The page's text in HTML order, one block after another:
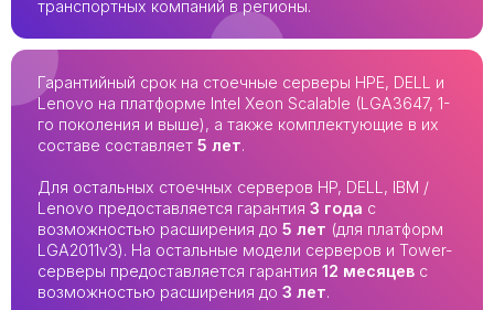
транспортных компаний в регионы.
Гарантийный срок на стоечные серверы HPE, DELL и
Lenovo на платформе Intel Xeon Scalable (LGA3647, 1-
го поколения и выше), а также комплектующие в их
составе составляет 5 лет.
Для остальных стоечных серверов HP, DELL, IBM /
Lenovo предоставляется гарантия 3 года с
возможностью расширения до 5 лет (для платформ
LGA2011v3). На остальные модели серверов и Tower-
серверы предоставляется гарантия 12 месяцев с
возможностью расширения до 3 лет.